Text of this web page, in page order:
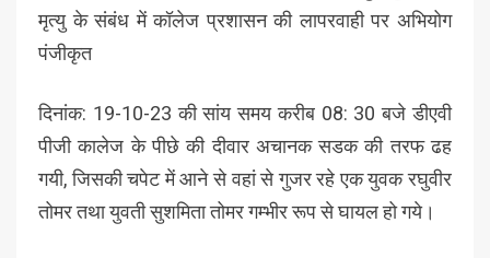
मृत्यु के संबंध में कॉलेज प्रशासन की लापरवाही पर अभियोग
पंजीकृत
दिनांक: 19-10-23 की सांय समय करीब 08: 30 बजे डीएवी
पीजी कालेज के पीछे की दीवार अचानक सडक की तरफ ढह
गयी, जिसकी चपेट में आने से वहां से गुजर रहे एक युवक रघुवीर
तोमर तथा युवती सुशमिता तोमर गम्भीर रूप से घायल हो गये।